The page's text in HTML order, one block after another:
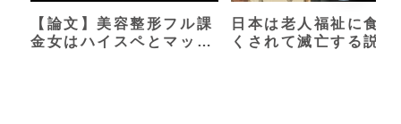
【論文】美容整形フル課
金女はハイスペとマッチ
日本は老人福祉に食い
くされて滅亡する説